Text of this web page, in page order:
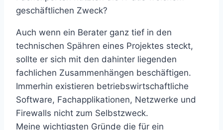
geschäftlichen Zweck?
Auch wenn ein Berater ganz tief in den
technischen Spähren eines Projektes steckt,
sollte er sich mit den dahinter liegenden
fachlichen Zusammenhängen beschäftigen.
Immerhin existieren betriebswirtschaftliche
Software, Fachapplikationen, Netzwerke und
Firewalls nicht zum Selbstzweck.
Meine wichtigsten Gründe die für ein